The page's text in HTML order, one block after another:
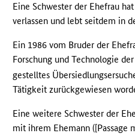
Eine Schwester der Ehefrau
verlassen und lebt seitdem in
Ein 1986 vom Bruder der
Forschung und Technologie
gestelltes
Tätigkeit zurückgewiesen
Eine weitere Schwester der
mit ihrem Ehemann ([Passage